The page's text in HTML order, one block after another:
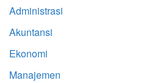
Administrasi
Akuntansi
Ekonomi
Manajemen